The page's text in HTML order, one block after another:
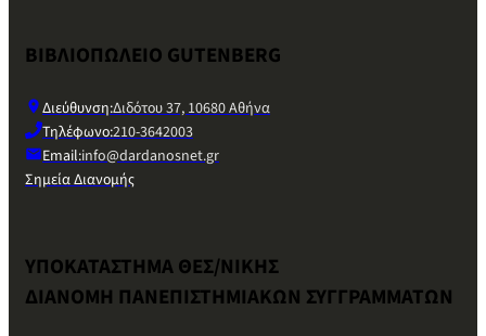
ΒΙΒΛΙΟΠΩΛΕΙΟ GUTENBERG
Διεύθυνση:Διδότου 37, 10680 Αθήνα
Τηλέφωνο:210-3642003
Email:info@dardanosnet.gr
Σημεία Διανομής
ΥΠΟΚΑΤΑΣΤΗΜΑ ΘΕΣ/ΝΙΚΗΣ
ΔΙΑΝΟΜΗ ΠΑΝΕΠΙΣΤΗΜΙΑΚΩΝ ΣΥΓΓΡΑΜΜΑΤΩΝ